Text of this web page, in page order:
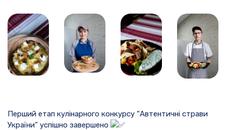
Перший етап кулінарного конкурсу “Автентичні страви
України” успішно завершено